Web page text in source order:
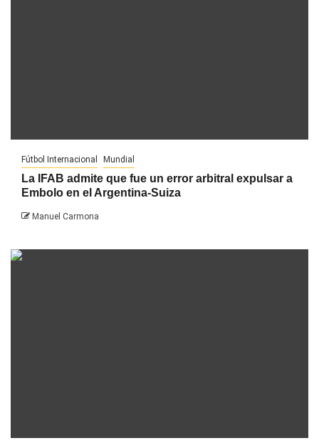
Fútbol Internacional Mundial
La IFAB admite que fue un error arbitral expulsar a
Embolo en el Argentina-Suiza
Manuel Carmona